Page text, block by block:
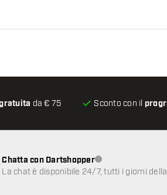
da € 75 Sconto con il
Chatta con DartshopperServizio clienti non
La chat è disponibile 24/7, tutti i giorni della